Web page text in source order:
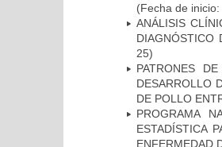
(Fecha de
ANÁLISIS
DIAGNÓSTICO
25)
PATRONES
DESARROLLO
DE POLLO
PROGRAMA
ESTADÍSTICA
ENFERMEDAD